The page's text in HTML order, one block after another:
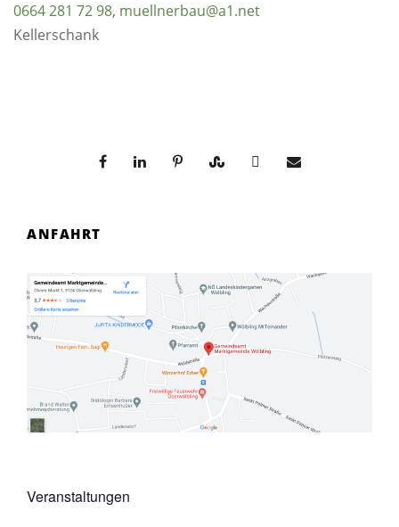
0664 281 72 98, muellnerbau@a1.net
Kellerschank
ANFAHRT
Veranstaltungen